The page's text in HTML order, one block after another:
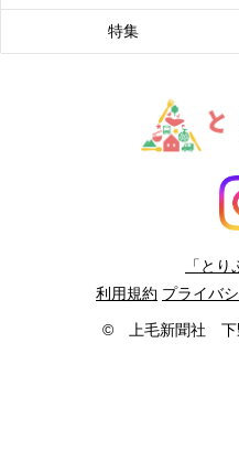
特集
「と
利用規約 プライバ
© 上毛新聞社 下